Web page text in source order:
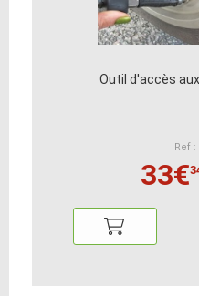
Outil d'accès
Ref :
33€